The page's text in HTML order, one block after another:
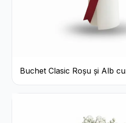
Buchet Clasic Roșu și Alb cu
Crizanteme